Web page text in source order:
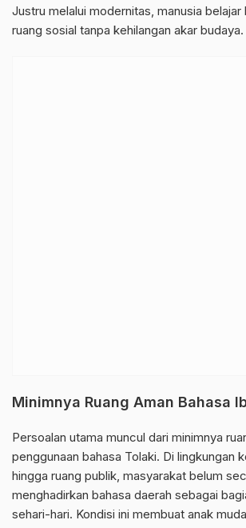
Justru melalui modernitas, manusia
ruang sosial tanpa kehilangan akar budaya.
Minimnya Ruang Aman Bahasa
Persoalan utama muncul dari minimnya
penggunaan bahasa Tolaki. Di lingkungan
hingga ruang publik, masyarakat belum
menghadirkan bahasa daerah sebagai
sehari-hari. Kondisi ini membuat anak